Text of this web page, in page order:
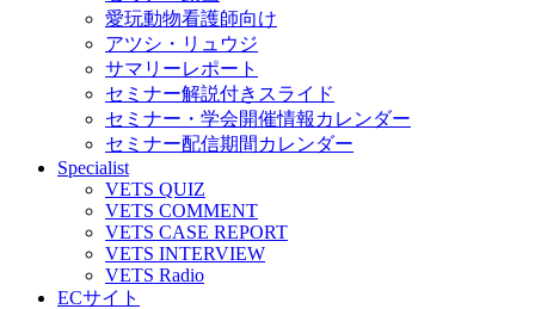
愛玩動物看護師向け
アツシ・リュウジ
サマリーレポート
セミナー解説付きスライド
セミナー・学会開催情報カレンダー
セミナー配信期間カレンダー
Specialist
VETS QUIZ
VETS COMMENT
VETS CASE REPORT
VETS INTERVIEW
VETS Radio
ECサイト